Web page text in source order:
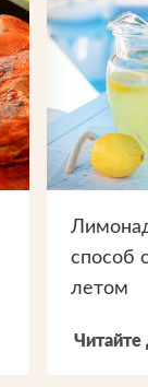
способ
летом
Читайте